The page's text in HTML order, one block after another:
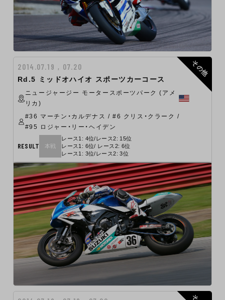
2014.07.19 , 07.20
Rd.5 ミッドオハイオ スポーツカーコース
ニュージャージー モータースポーツパーク (アメ
リカ)
#36 マーチン・カルデナス / #6 クリス・クラーク /
#95 ロジャー・リー・ヘイデン
RESULT 本戦
レース1: 4位/レース2: 15位
レース1: 6位/ レース2: 6位
レース1: 3位/レース2: 3位
その他